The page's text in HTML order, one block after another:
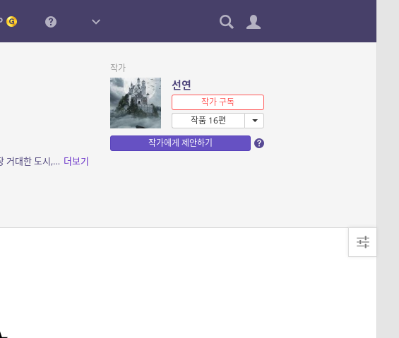
소개: 구원을 꿈꾸는 인간들과 구원을 거부한 악마들의 이야기. — 아케론 대륙의 서쪽 나라 코키투스에서 가장 거대한 도시, 테네브리스. 도시의 온갖 흉악범들이 모여 있는 밀턴... 더보기
작가
선연
작가 구독
작품 16편
작가에게 제안하기